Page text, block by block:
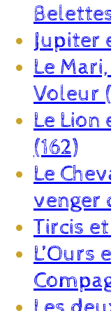
Jupiter
Le
Voleur
Le Lion
(162)
Le
venger
Tircis
L’Ours